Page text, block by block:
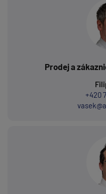
Prodej a
+420